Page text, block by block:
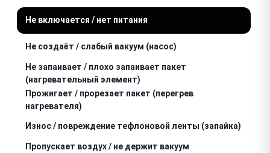
Не включается / нет питания
Не создаёт / слабый вакуум (насос)
Не запаивает / плохо запаивает пакет
(нагревательный элемент)
Прожигает / прорезает пакет (перегрев
нагревателя)
Износ / повреждение тефлоновой ленты (запайка)
Пропускает воздух / не держит вакуум